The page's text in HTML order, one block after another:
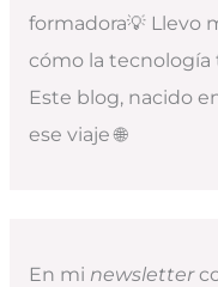
formadora💡 Llevo
cómo la
Este blog, nacido
ese viaje 🌐
En mi newsletter